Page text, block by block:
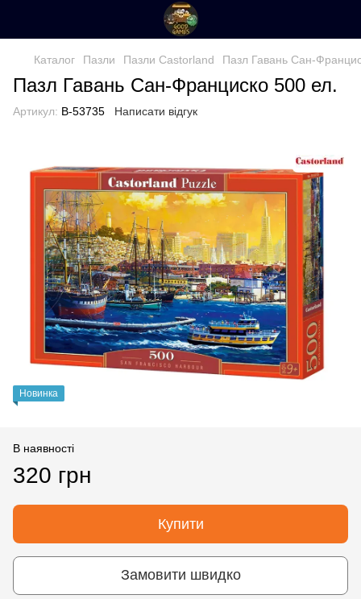
Каталог Пазли Пазли Castorland Пазл Гавань Сан-
Пазл Гавань Сан-Франциско 500 ел.
Артикул: B-53735 Написати відгук
Новинка
В наявності
320 грн
Купити
Замовити швидко